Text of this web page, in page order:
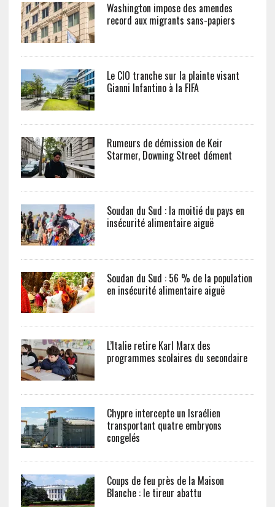
Washington impose des amendes
record aux migrants sans-papiers
Le CIO tranche sur la plainte visant
Gianni Infantino à la FIFA
Rumeurs de démission de Keir
Starmer, Downing Street dément
Soudan du Sud : la moitié du pays en
insécurité alimentaire aiguë
Soudan du Sud : 56 % de la population
en insécurité alimentaire aiguë
L’Italie retire Karl Marx des
programmes scolaires du secondaire
Chypre intercepte un Israélien
transportant quatre embryons
congelés
Coups de feu près de la Maison
Blanche : le tireur abattu